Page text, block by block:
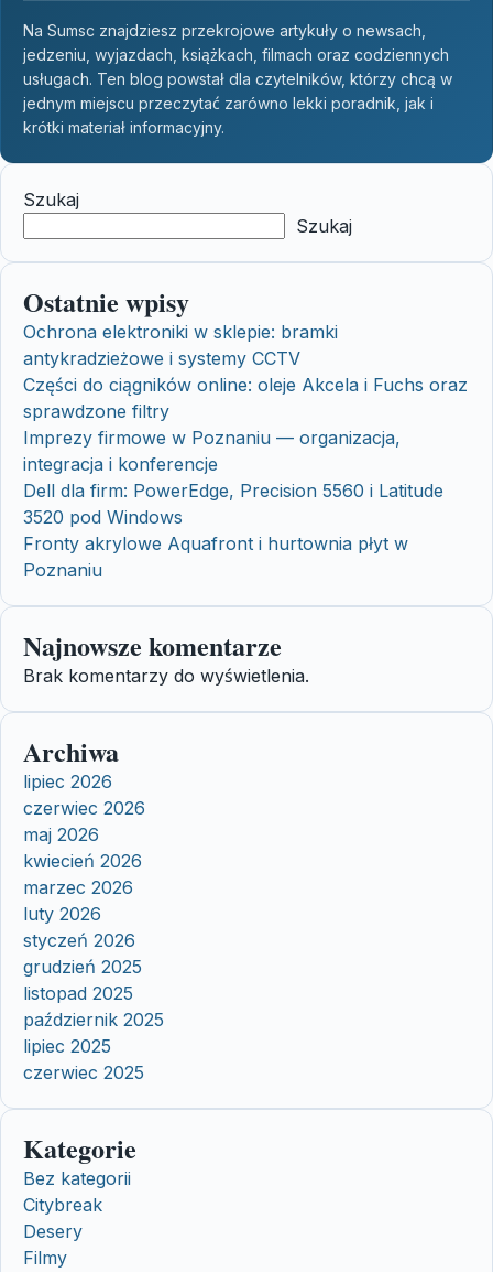
Na Sumsc znajdziesz przekrojowe artykuły o newsach,
jedzeniu, wyjazdach, książkach, filmach oraz codziennych
usługach. Ten blog powstał dla czytelników, którzy chcą w
jednym miejscu przeczytać zarówno lekki poradnik, jak i
krótki materiał informacyjny.
Szukaj
Szukaj
Ostatnie wpisy
Ochrona elektroniki w sklepie: bramki
antykradzieżowe i systemy CCTV
Części do ciągników online: oleje Akcela i Fuchs oraz
sprawdzone filtry
Imprezy firmowe w Poznaniu — organizacja,
integracja i konferencje
Dell dla firm: PowerEdge, Precision 5560 i Latitude
3520 pod Windows
Fronty akrylowe Aquafront i hurtownia płyt w
Poznaniu
Najnowsze komentarze
Brak komentarzy do wyświetlenia.
Archiwa
lipiec 2026
czerwiec 2026
maj 2026
kwiecień 2026
marzec 2026
luty 2026
styczeń 2026
grudzień 2025
listopad 2025
październik 2025
lipiec 2025
czerwiec 2025
Kategorie
Bez kategorii
Citybreak
Desery
Filmy